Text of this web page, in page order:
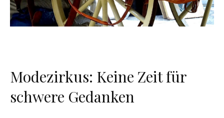
Modezirkus: Keine Zeit für
schwere Gedanken